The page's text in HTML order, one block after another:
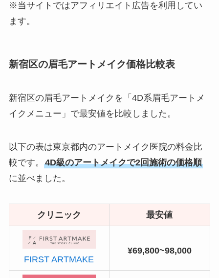
※当サイトではアフィリエイト広告を利用してい
ます。
新宿区の眉毛アートメイク価格比較表
新宿区の眉毛アートメイクを「4D系眉毛アートメ
イクメニュー」で最安値を比較しました。
以下の表は東京都内のアートメイク医院の料金比
較です。 4D級のアートメイクで2回施術の価格順
に並べました。
クリニック 最安値
FIRST ARTMAKE
¥69,800~98,000